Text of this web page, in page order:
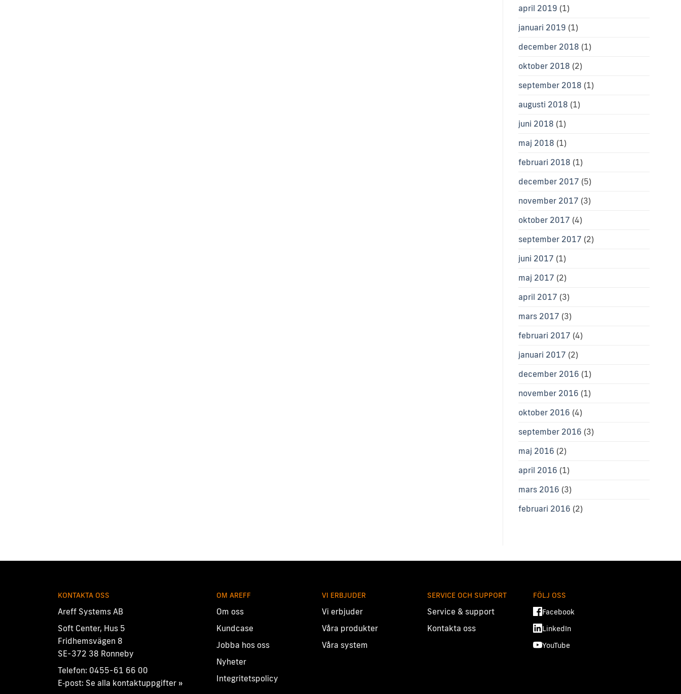
april 2019 (1)
januari 2019 (1)
december 2018 (1)
oktober 2018 (2)
september 2018 (1)
augusti 2018 (1)
juni 2018 (1)
maj 2018 (1)
februari 2018 (1)
december 2017 (5)
november 2017 (3)
oktober 2017 (4)
september 2017 (2)
juni 2017 (1)
maj 2017 (2)
april 2017 (3)
mars 2017 (3)
februari 2017 (4)
januari 2017 (2)
december 2016 (1)
november 2016 (1)
oktober 2016 (4)
september 2016 (3)
maj 2016 (2)
april 2016 (1)
mars 2016 (3)
februari 2016 (2)
KONTAKTA OSS
Areff Systems AB
Soft Center, Hus 5
Fridhemsvägen 8
SE-372 38 Ronneby
Telefon: 0455-61 66 00
E‑post: Se alla kontaktuppgifter »
OM AREFF
Om oss
Kundcase
Jobba hos oss
Nyheter
Integritetspolicy
VI ERBJUDER
Vi erbjuder
Våra produkter
Våra system
SERVICE OCH SUPPORT
Service & support
Kontakta oss
FÖLJ OSS
Facebook
LinkedIn
YouTube